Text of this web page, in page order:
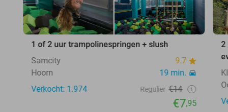
1 of 2 uur trampolinespringen + slush
Samcity
9.7
Hoorn
19 min.
Verkocht: 1.974
Regulier €14
€7,95
2